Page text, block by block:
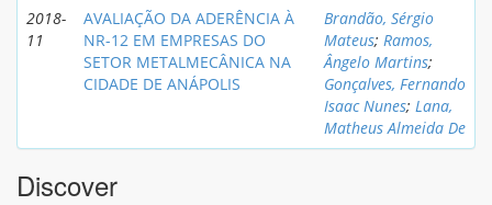
2018-
11
AVALIAÇÃO DA ADERÊNCIA À
NR-12 EM EMPRESAS DO
SETOR METALMECÂNICA NA
CIDADE DE ANÁPOLIS
Brandão, Sérgio
Mateus; Ramos,
Ângelo Martins;
Gonçalves, Fernando
Isaac Nunes; Lana,
Matheus Almeida De
Discover